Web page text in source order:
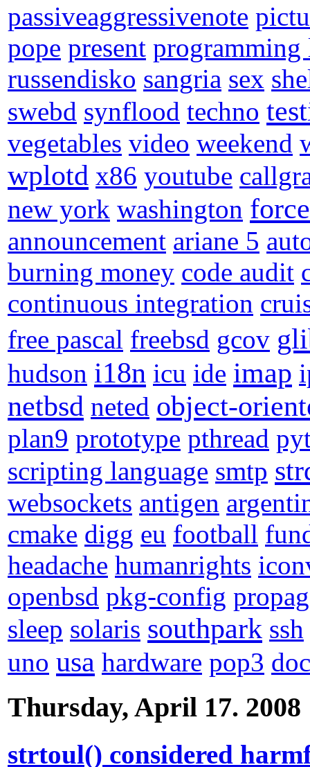
passiveaggressivenote
pope present programming
russendisko sangria sex
swebd synflood techno
vegetables video weekend
wplotd x86 youtube
new york washington
announcement ariane 5
burning money code audit
continuous integration
free pascal freebsd gcov
hudson i18n icu ide imap
netbsd neted object-
plan9 prototype pthread
scripting language smtp
websockets antigen
cmake digg eu football
headache humanrights
openbsd pkg-config
sleep solaris southpark ssh
uno usa hardware pop3
Thursday, April 17. 2008
strtoul() considered